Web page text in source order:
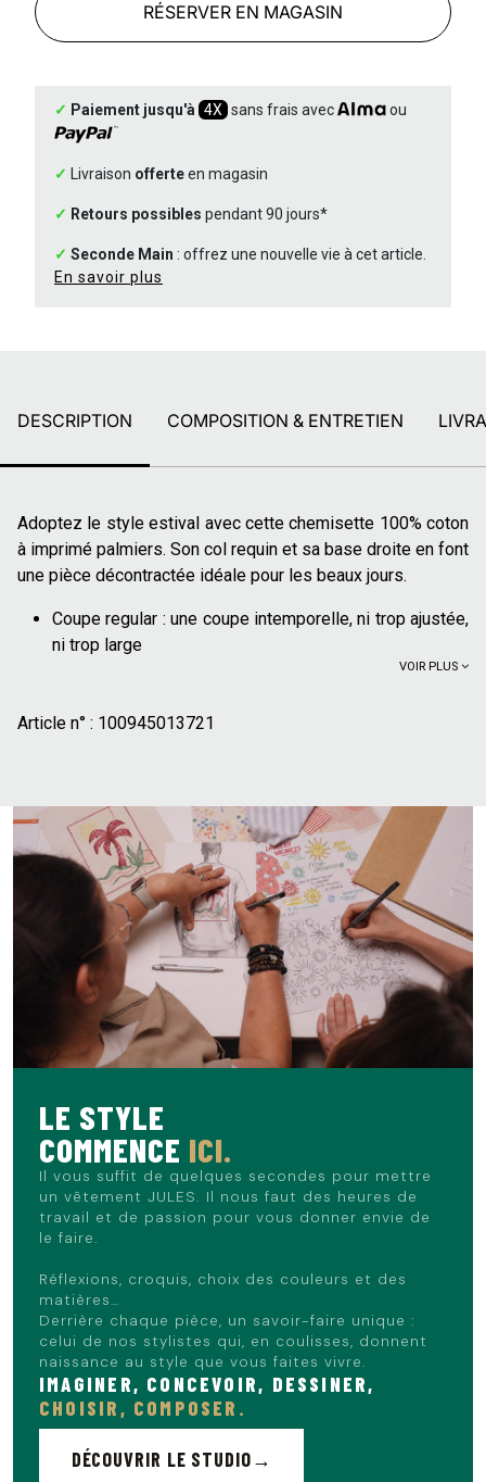
RÉSERVER EN MAGASIN
✓ Paiement jusqu'à 4X sans frais avec ou
✓ Livraison offerteen magasin
✓ Retours possibles pendant 90 jours*
✓ Seconde Main : offrez une nouvelle vie à cet article.
En savoir plus
DESCRIPTION COMPOSITION & ENTRETIEN
Adoptez le style estival avec cette chemisette 100% coton
à imprimé palmiers. Son col requin et sa base droite en font
une pièce décontractée idéale pour les beaux jours.
Coupe regular : une coupe intemporelle, ni trop ajustée,
ni trop large
Motif fantaisie : un imprimé palmiers pour une touche
Pour un look estival sans effort, associez cette chemisette
à un chino clair ou un short en toile. Portez-la fermée pour
une allure plus habillée, ou ouverte sur un t-shirt uni pour un
style décontracté. Des espadrilles ou des baskets en toile
viendront parfaire cette tenue idéale pour les vacances ou
les sorties estivales.
Le mannequin mesure 1m86 et porte du L.
VOIR PLUS
Article n° : 100945013721
LE STYLE
COMMENCE ICI.
Il vous suffit de quelques secondes pour mettre
un vêtement JULES. Il nous faut des heures de
travail et de passion pour vous donner envie de
le faire.
Réflexions, croquis, choix des couleurs et des
matières…
Derrière chaque pièce, un savoir-faire unique :
celui de nos stylistes qui, en coulisses, donnent
naissance au style que vous faites vivre.
IMAGINER, CONCEVOIR, DESSINER,
CHOISIR, COMPOSER.
DÉCOUVRIR LE STUDIO